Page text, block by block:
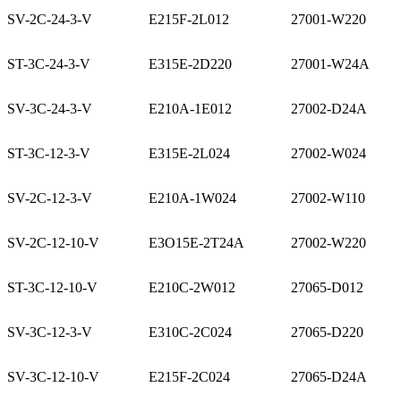
SV-2C-24-3-V E215F-2L012 27001-W220
ST-3C-24-3-V E315E-2D220 27001-W24A
SV-3C-24-3-V E210A-1E012 27002-D24A
ST-3C-12-3-V E315E-2L024 27002-W024
SV-2C-12-3-V E210A-1W024 27002-W110
SV-2C-12-10-V E3O15E-2T24A 27002-W220
ST-3C-12-10-V E210C-2W012 27065-D012
SV-3C-12-3-V E310C-2C024 27065-D220
SV-3C-12-10-V E215F-2C024 27065-D24A